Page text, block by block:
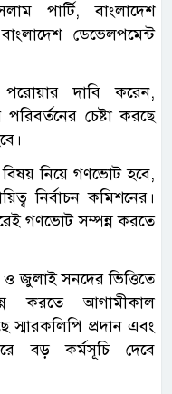
পার্টি, বাংলাদেশ
ডেভেলপমেন্ট
দাবি করেন,
চেষ্টা করছে
নিয়ে গণভোট হবে,
নির্বাচন কমিশনের।
গণভোট সম্পন্ন করতে
জুলাই সনদের ভিত্তিতে
করতে আগামীকাল
স্মারকলিপি প্রদান এবং
বড় কর্মসূচি দেবে